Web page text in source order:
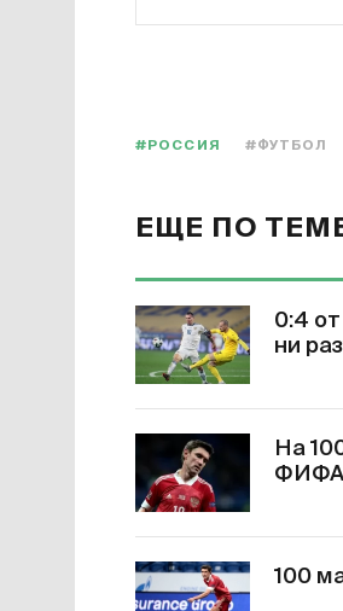
#РОССИЯ #ФУТБОЛ
ЕЩЕ ПО
0:4
ни
На
ФИФА
100